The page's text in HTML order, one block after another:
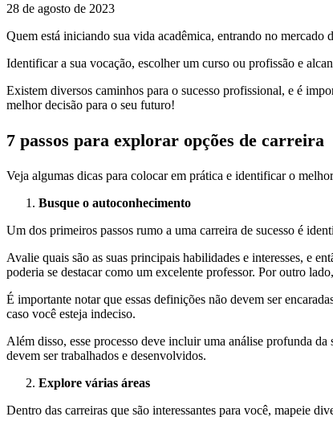
28 de agosto de 2023
Quem está iniciando sua vida acadêmica, entrando no mercado
Identificar a sua vocação, escolher um curso ou profissão e
Existem diversos caminhos para o sucesso profissional, e é
melhor decisão para o seu futuro!
7 passos para explorar opções de carreira
Veja algumas dicas para colocar em prática e identificar o
Busque o autoconhecimento
Um dos primeiros passos rumo a uma carreira de sucesso é
Avalie quais são as suas principais habilidades e interesses, e
poderia se destacar como um excelente professor. Por outro
É importante notar que essas definições não devem ser
caso você esteja indeciso.
Além disso, esse processo deve incluir uma análise profunda
devem ser trabalhados e desenvolvidos.
Explore várias áreas
Dentro das carreiras que são interessantes para você, mapeie